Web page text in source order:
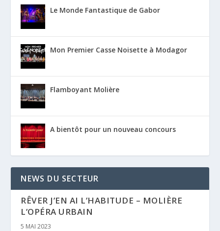
Le Monde Fantastique de Gabor
Mon Premier Casse Noisette à Modagor
Flamboyant Molière
A bientôt pour un nouveau concours
NEWS DU SECTEUR
RÊVER J’EN AI L’HABITUDE – MOLIÈRE
L’OPÉRA URBAIN
5 MAI 2023